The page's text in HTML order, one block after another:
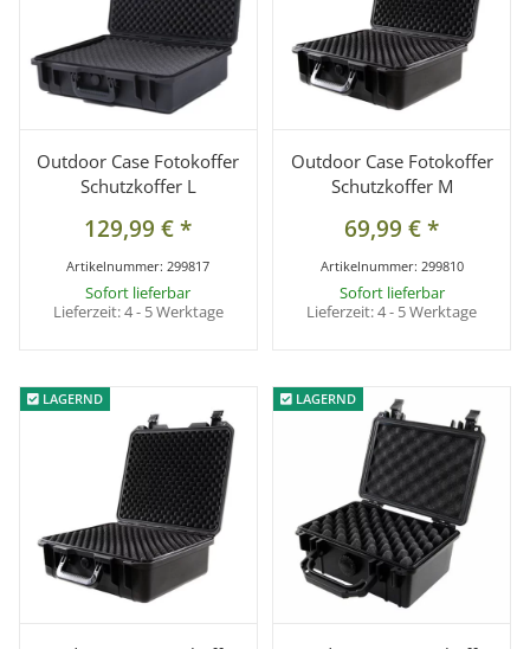
Outdoor Case Fotokoffer
Schutzkoffer L
129,99 €*
Artikelnummer:299817
Sofort lieferbar
Lieferzeit:4 - 5 Werktage
Outdoor Case Fotokoffer
Schutzkoffer M
69,99 €*
Artikelnummer: 299810
Sofort lieferbar
Lieferzeit:4 - 5 Werktage
LAGERND
LAGERND LAGERND
LAGERND